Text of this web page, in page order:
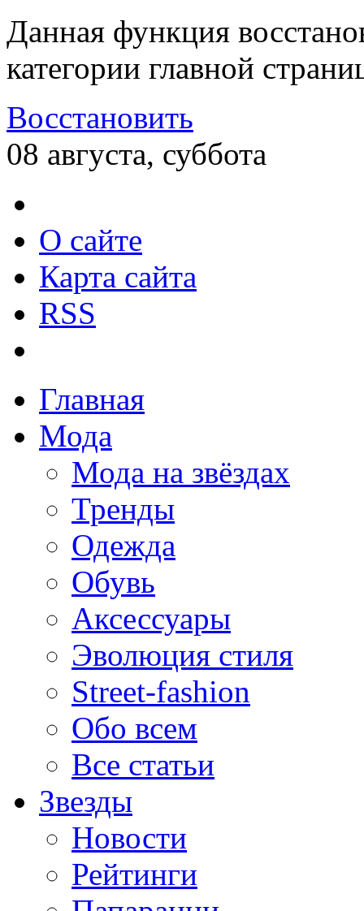
Данная функция
категории главной
Восстановить
08 августа, суббота
О сайте
Карта сайта
RSS
Главная
Мода
Мода на звёздах
Тренды
Одежда
Обувь
Аксессуары
Эволюция стиля
Street-fashion
Обо всем
Все статьи
Звезды
Новости
Рейтинги